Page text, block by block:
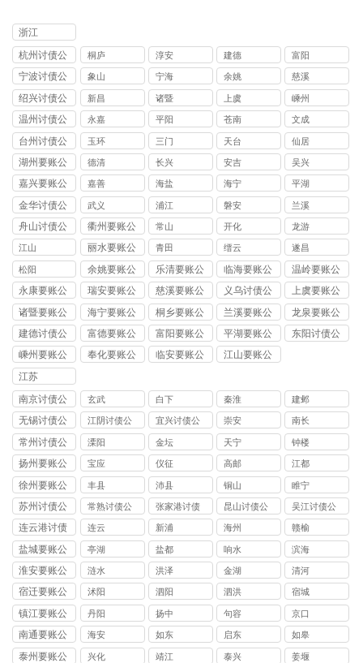
浙江
杭州讨债公
司
桐庐 淳安 建德 富阳
宁波讨债公
司
象山 宁海 余姚 慈溪
绍兴讨债公
司
新昌 诸暨 上虞 嵊州
温州讨债公
司
永嘉 平阳 苍南 文成
台州讨债公
司
玉环 三门 天台 仙居
湖州要账公
司
德清 长兴 安吉 吴兴
嘉兴要账公
司
嘉善 海盐 海宁 平湖
金华讨债公
司
武义 浦江 磐安 兰溪
舟山讨债公
司
衢州要账公
司
常山 开化 龙游
江山
丽水要账公
司
青田 缙云 遂昌
松阳
余姚要账公
司
乐清要账公
司
临海要账公
司
温岭要账公
司
永康要账公
司
瑞安要账公
司
慈溪要账公
司
义乌讨债公
司
上虞要账公
司
诸暨要账公
司
海宁要账公
司
桐乡要账公
司
兰溪要账公
司
龙泉要账公
司
建德讨债公
司
富德要账公
司
富阳要账公
司
平湖要账公
司
东阳讨债公
嵊州要账公
司
奉化要账公
临安要账公
江山要账公
江苏
南京讨债公
司
玄武 白下 秦淮 建邺
无锡讨债公
司
江阴讨债公
司
宜兴讨债公
司
崇安 南长
常州讨债公
司
溧阳 金坛 天宁 钟楼
扬州要账公
司
宝应 仪征 高邮 江都
徐州要账公
司
丰县 沛县 铜山 睢宁
苏州讨债公
司
常熟讨债公
司
张家港讨债
公司
昆山讨债公
司
吴江讨债公
司
连云港讨债 连云 新浦 海州 赣榆
盐城要账公
司
亭湖 盐都 响水 滨海
淮安要账公
司
涟水 洪泽 金湖 清河
宿迁要账公
司
沭阳 泗阳 泗洪 宿城
镇江要账公
司
丹阳 扬中 句容 京口
南通要账公
司
海安 如东 启东 如皋
泰州要账公
兴化 靖江 泰兴 姜堰